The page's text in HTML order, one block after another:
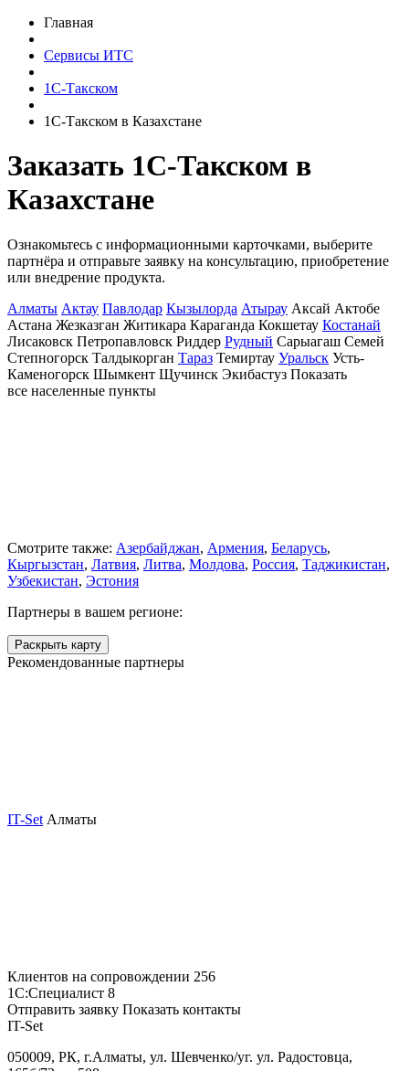
Главная
Сервисы ИТС
1С-Такском
1С-Такском в Казахстане
Заказать 1С-Такском в
Казахстане
Ознакомьтесь с информационными карточками, выберите
партнёра и отправьте заявку на консультацию, приобретение
или внедрение продукта.
Алматы Актау Павлодар Кызылорда Атырау Аксай Актобе
Астана Жезказган Житикара Караганда Кокшетау Костанай
Лисаковск Петропавловск Риддер Рудный Сарыагаш Семей
Степногорск Талдыкорган Тараз Темиртау Уральск Усть-
Каменогорск Шымкент Щучинск Экибастуз Показать
все населенные пункты
Смотрите также: Азербайджан, Армения, Беларусь,
Кыргызстан, Латвия, Литва, Молдова, Россия, Таджикистан,
Узбекистан, Эстония
Партнеры в вашем регионе:
Раскрыть карту
Рекомендованные партнеры
IT-Set Алматы
Клиентов на сопровождении 256
1С:Специалист 8
Отправить заявку Показать контакты
IT-Set
050009, РК, г.Алматы, ул. Шевченко/уг. ул. Радостовца,